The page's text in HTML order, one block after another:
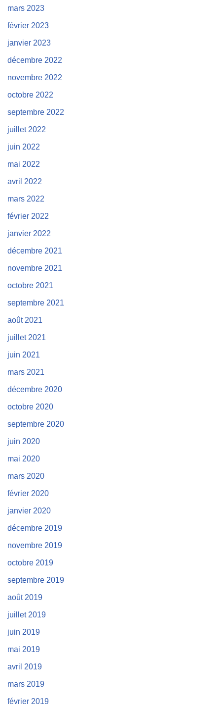
mars 2023
février 2023
janvier 2023
décembre 2022
novembre 2022
octobre 2022
septembre 2022
juillet 2022
juin 2022
mai 2022
avril 2022
mars 2022
février 2022
janvier 2022
décembre 2021
novembre 2021
octobre 2021
septembre 2021
août 2021
juillet 2021
juin 2021
mars 2021
décembre 2020
octobre 2020
septembre 2020
juin 2020
mai 2020
mars 2020
février 2020
janvier 2020
décembre 2019
novembre 2019
octobre 2019
septembre 2019
août 2019
juillet 2019
juin 2019
mai 2019
avril 2019
mars 2019
février 2019